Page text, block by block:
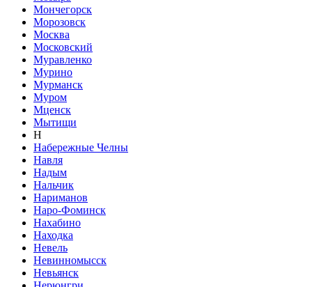
Мончегорск
Морозовск
Москва
Московский
Муравленко
Мурино
Мурманск
Муром
Мценск
Мытищи
Н
Набережные Челны
Навля
Надым
Нальчик
Нариманов
Наро-Фоминск
Нахабино
Находка
Невель
Невинномысск
Невьянск